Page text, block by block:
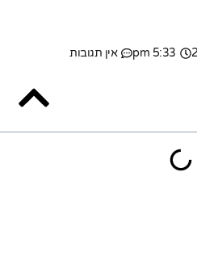
5:33 pm אין תגובות